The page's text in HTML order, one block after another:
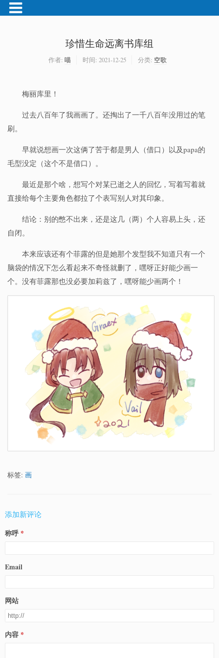
珍惜生命远离书库组
作者: 喵 时间: 2021-12-25 分类: 空歌
梅丽库里！
过去八百年了我画画了。还掏出了一千八百年没用过的笔
刷。
早就说想画一次这俩了苦于都是男人（借口）以及papa的
毛型没定（这个不是借口）。
最近是那个啥，想写个对某已逝之人的回忆，写着写着就
直接给每个主要角色都拉了个表写别人对其印象。
结论：别的憋不出来，还是这几（两）个人容易上头，还
自闭。
本来应该还有个菲露的但是她那个发型我不知道只有一个
脑袋的情况下怎么看起来不奇怪就删了，嘿呀正好能少画一
个。没有菲露那也没必要加莉兹了，嘿呀能少画两个！
标签: 画
添加新评论
称呼
Email
网站
内容